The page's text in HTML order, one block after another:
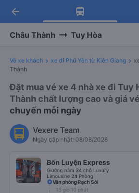
Tải app Vexere ngay!
Nhận ưu đãi thành viên độc
Tải app Vexere
-30k/ghế khi đặt vé máy
arrow_back
Châu Thành Tuy Hòa
Vé xe khách xe đi Phú Yên từ Kiên Giang
Thành
Đặt mua vé xe 4 nhà xe đi Tuy
Thành chất lượng cao và giá
chuyến mỗi ngày
Vexere Team
Ngày cập nhật: 08/08/2026
Bốn Luyện Express
Giường nằm 34 chỗ Luxury
Limousine 24 Phòng
Văn phòng Rạch Sỏi
15 giờ 10 phút